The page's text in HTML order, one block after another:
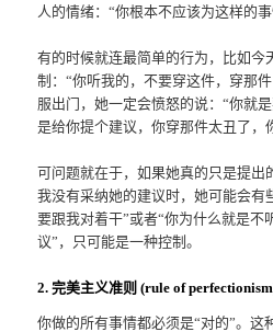
人的情绪：“你根本不应该为这样的
有的时候就连最简单的行为，比如今
制：“你听我的，不要穿这件，穿那
服出门，她一定会愤怒的说：“你就
是给你提个建议，你穿那件太丑了，
可问题就在于，如果她真的只是提出
我没有采纳她的建议时，她可能会有
要跟我对着干”或者“你为什么就是不
议”，只可能是一种控制。
2. 完美主义准则 (rule of
你做的所有事情都必须是“对的”。这